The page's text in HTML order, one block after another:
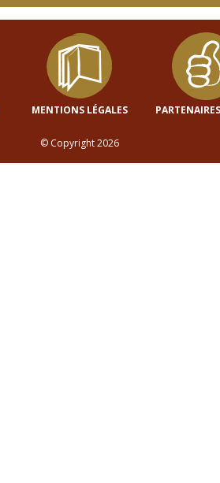
MENTIONS LÉGALES
© Copyright 2026